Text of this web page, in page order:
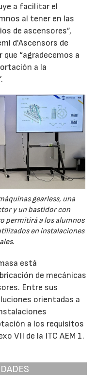
a facilitar el
al tener en las
de ascensores”,
d'Ascensors de
que “agradecemos a
a la
gearless, una
y un bastidor con
permitirá a los alumnos
en instalaciones
está
de mecánicas
Entre sus
orientadas a
a los requisitos
VII de la ITC AEM 1.